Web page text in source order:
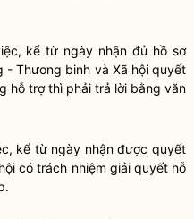
kể từ ngày nhận đủ hồ sơ
- Thương binh và Xã hội quyết
hỗ trợ thì phải trả lời bằng văn
kể từ ngày nhận được quyết
có trách nhiệm giải quyết hỗ